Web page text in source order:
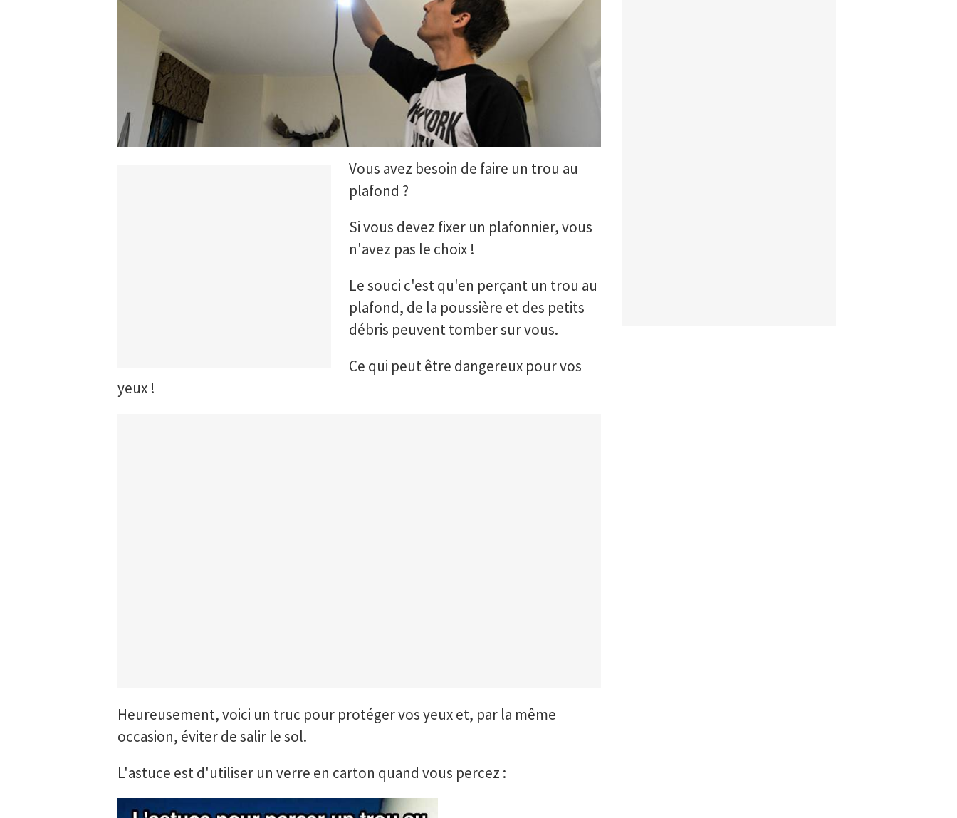
Vous avez besoin de faire un trou au
plafond ?
Si vous devez fixer un plafonnier, vous
n'avez pas le choix !
Le souci c'est qu'en perçant un trou au
plafond, de la poussière et des petits
débris peuvent tomber sur vous.
Ce qui peut être dangereux pour vos
yeux !
Heureusement, voici un truc pour protéger vos yeux et, par la même
occasion, éviter de salir le sol.
L'astuce est d'utiliser un verre en carton quand vous percez :